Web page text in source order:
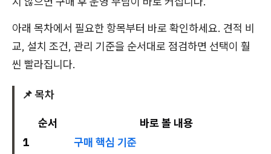
아래 목차에서 필요한 항목부터 바로 확인하세요. 견적 비
교, 설치 조건, 관리 기준을 순서대로 점검하면 선택이 훨
씬 빨라집니다.
📌 목차
순서
바로 볼 내용
1
구매 핵심 기준